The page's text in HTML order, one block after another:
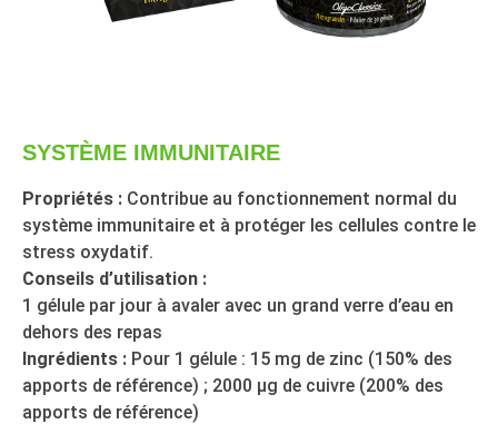
SYSTÈME IMMUNITAIRE
Propriétés : Contribue au fonctionnement normal du
système immunitaire et à protéger les cellules contre le
stress oxydatif.
Conseils d’utilisation :
1 gélule par jour à avaler avec un grand verre d’eau en
dehors des repas
Ingrédients : Pour 1 gélule : 15 mg de zinc (150% des
apports de référence) ; 2000 µg de cuivre (200% des
apports de référence)